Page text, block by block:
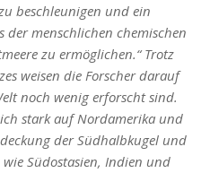
beschleunigen und ein
der menschlichen chemischen
zu ermöglichen.“ Trotz
weisen die Forscher darauf
noch wenig erforscht sind.
stark auf Nordamerika und
der Südhalbkugel und
Südostasien, Indien und